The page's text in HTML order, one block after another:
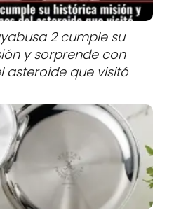
2 cumple su
y sorprende con
asteroide que visitó